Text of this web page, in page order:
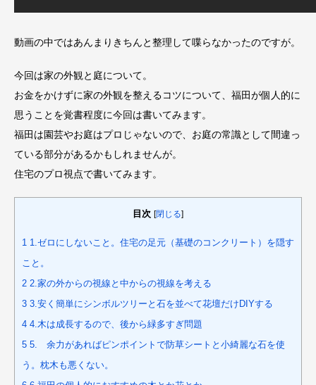
動画の中ではあんまりきちんと整理して喋らなかったのですが。
今回は家の外観と庭について。
お金をかけずに家の外観を整えるコツについて、福田が個人的に
思うことを覚書程度に今回は書いてみます。
福田は園芸やお庭はプロじゃないので、お庭の常識として間違っ
ている部分があるかもしれませんが。
住宅のプロ視点で書いてみます。
目次 [閉じる]
1 1.ゼロにしないこと。住宅の足元（基礎のコンクリート）を隠す
こと。
2 2.家の外からの視線と中からの視線を考える
3 3.安く簡単にシンボルツリーと石を並べて花壇だけDIYする
4 4.木は成長するので、後から緑多すぎ問題
5 5. 余力があればピンポイントで防草シートと小綺麗な石を使
う。枕木も悪くない。